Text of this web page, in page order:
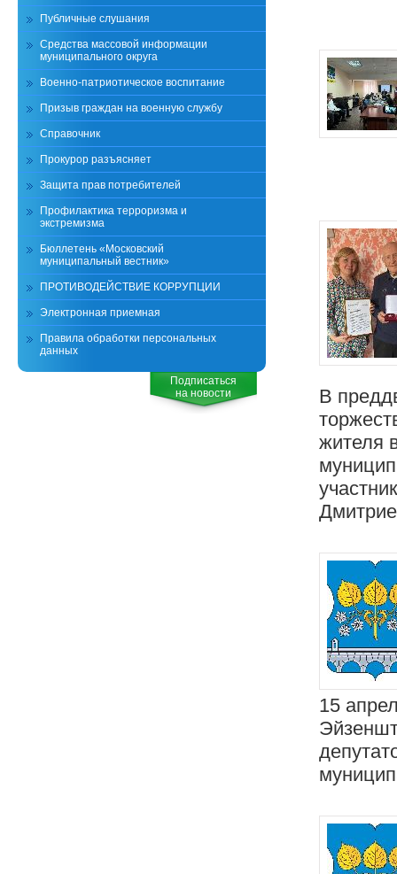
В
жителя
15
Публичные слушания
Средства массовой информации
муниципального округа
Военно-патриотическое воспитание
Призыв граждан на военную службу
Справочник
Прокурор разъясняет
Защита прав потребителей
Профилактика терроризма и
экстремизма
Бюллетень «Московский
муниципальный вестник»
ПРОТИВОДЕЙСТВИЕ КОРРУПЦИИ
Электронная приемная
Правила обработки персональных
данных
Подписаться
на новости